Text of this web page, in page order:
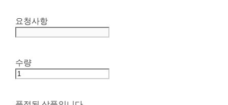
요청사항
수량